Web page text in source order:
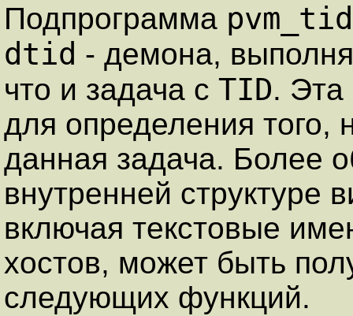
Подпрограмма
dtid - демона,
что и задача с TID.
для определения того,
данная задача. Более
внутренней структуре
включая текстовые
хостов, может быть
следующих функций.